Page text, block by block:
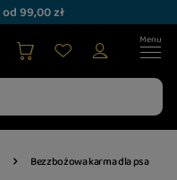
od 99,00 zł
Bezzbożowa karma dla psa